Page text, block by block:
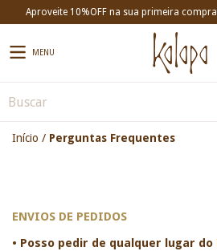
Aproveite 10%OFF na sua primeira compra!
MENU
Início / Perguntas Frequentes
ENVIOS DE PEDIDOS
• Posso pedir de qualquer lugar do